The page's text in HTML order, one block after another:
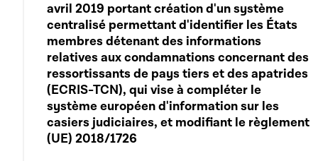
avril 2019 portant création d'un système
centralisé permettant d'identifier les États
membres détenant des informations
relatives aux condamnations concernant des
ressortissants de pays tiers et des apatrides
(ECRIS-TCN), qui vise à compléter le
système européen d'information sur les
casiers judiciaires, et modifiant le règlement
(UE) 2018/1726